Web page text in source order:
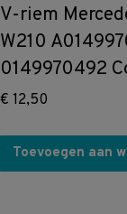
V-riem
W210
0149970492
€ 12,50
Toevoegen aan